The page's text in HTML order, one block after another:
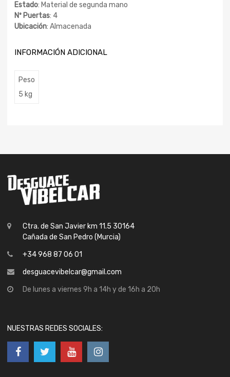
Estado: Material de segunda mano
Nº Puertas: 4
Ubicación: Almacenada
INFORMACIÓN ADICIONAL
Peso
5 kg
Ctra. de San Javier km 11.5 30164
Cañada de San Pedro (Murcia)
+34 968 87 06 01
desguacevibelcar@gmail.com
De lunes a viernes 9h a 14h y de 16h a 20h
NUESTRAS REDES SOCIALES: